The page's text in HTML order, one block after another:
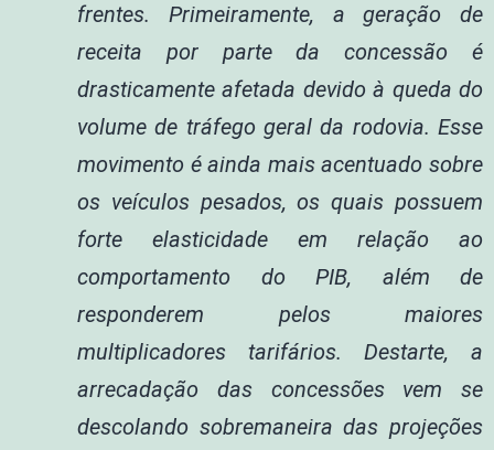
frentes. Primeiramente, a geração de
receita por parte da concessão é
drasticamente afetada devido à queda do
volume de tráfego geral da rodovia. Esse
movimento é ainda mais acentuado sobre
os veículos pesados, os quais possuem
forte elasticidade em relação ao
comportamento do PIB, além de
responderem pelos maiores
multiplicadores tarifários. Destarte, a
arrecadação das concessões vem se
descolando sobremaneira das projeções